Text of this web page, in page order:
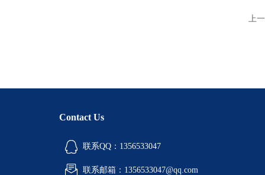
上
Contact Us
联系QQ：1356533047
联系邮箱：1356533047@qq.com